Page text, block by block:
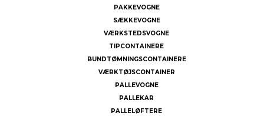
PAKKEVOGNE
SÆKKEVOGNE
VÆRKSTEDSVOGNE
TIPCONTAINERE
BUNDTØMNINGSCONTAINERE
VÆRKTØJSCONTAINER
PALLEVOGNE
PALLEKAR
PALLELØFTERE